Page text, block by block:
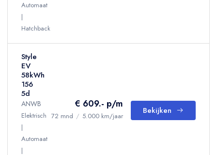
Automaat
Hatchback
Style
EV
58kWh
156
5d
ANWB
Elektrisch
Automaat
€ 609.- p/m
72 mnd / 5.000 km/jaar
Bekijken